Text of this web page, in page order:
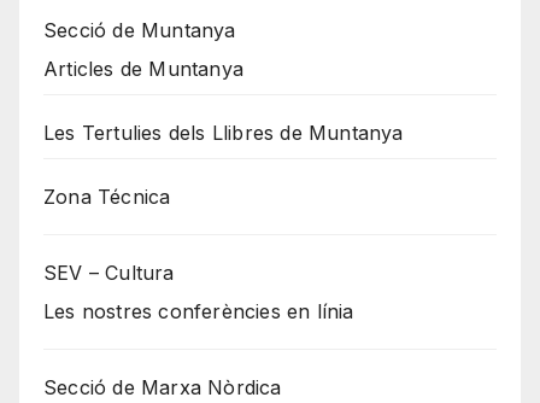
Secció de Muntanya
Articles de Muntanya
Les Tertulies dels Llibres de Muntanya
Zona Técnica
SEV – Cultura
Les nostres conferències en línia
Secció de Marxa Nòrdica